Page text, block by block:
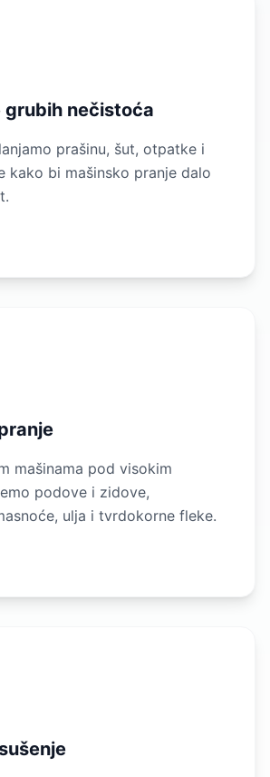
grubih nečistoća
prašinu, šut, otpatke i
kako bi mašinsko pranje dalo
mašinama pod visokim
podove i zidove,
ulja i tvrdokorne fleke.